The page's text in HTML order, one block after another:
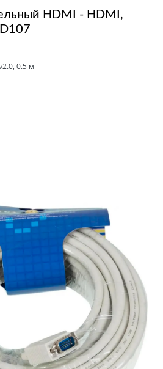
HDMI - HDMI,
0.5 м